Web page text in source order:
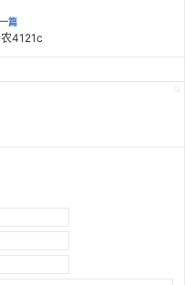
篇
4121c